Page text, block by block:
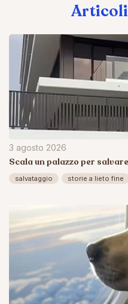
3 agosto 2026
Scala un palazzo per
salvataggio storie a lieto fine